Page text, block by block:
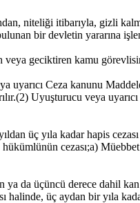
niteliği itibarıyla, gizli
bir devletin yararına
geciktiren kamu
Ceza kanunu
Uyuşturucu veya
üç yıla kadar hapis
cezası;a)
da üçüncü derece dahil
halinde, üç aydan bir yıla